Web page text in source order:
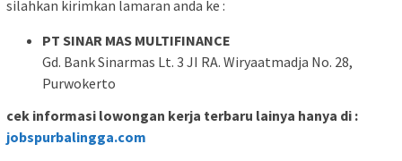
silahkan kirimkan lamaran anda ke :
PT SINAR MAS MULTIFINANCE
Gd. Bank Sinarmas Lt. 3 JI RA. Wiryaatmadja No. 28,
Purwokerto
cek informasi lowongan kerja terbaru lainya hanya di :
jobspurbalingga.com